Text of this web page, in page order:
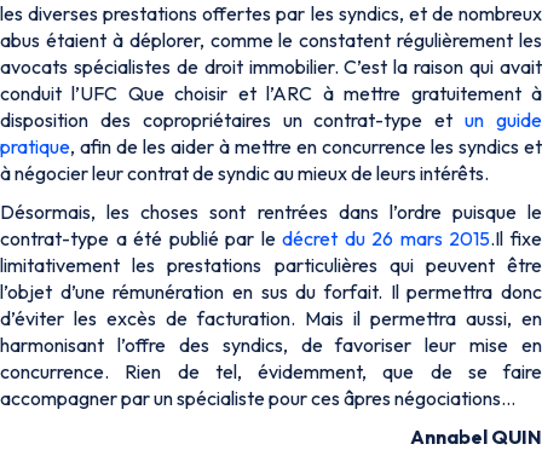
les diverses prestations offertes par les syndics, et de nombreux
abus étaient à déplorer, comme le constatent régulièrement les
avocats spécialistes de droit immobilier. C’est la raison qui avait
conduit l’UFC Que choisir et l’ARC à mettre gratuitement à
disposition des copropriétaires un contrat-type etun guide
pratique, afin de les aider à mettre en concurrence les syndics et
à négocier leur contrat de syndic au mieux de leurs intérêts.
Désormais, les choses sont rentrées dans l’ordre puisque le
contrat-type a été publié par ledécret du 26 mars 2015.Il fixe
limitativement les prestations particulières qui peuvent être
l’objet d’une rémunération en sus du forfait. Il permettra donc
d’éviter les excès de facturation. Mais il permettra aussi, en
harmonisant l’offre des syndics, de favoriser leur mise en
concurrence. Rien de tel, évidemment, que de se faire
accompagner par un spécialiste pour ces âpres négociations…
Annabel QUIN